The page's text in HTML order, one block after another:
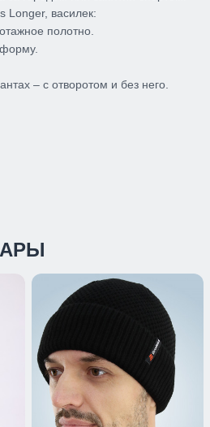
Longer, василек:
полотно.
– с отворотом и без него.